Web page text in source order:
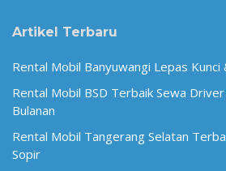
Artikel Terbaru
Rental Mobil Banyuwangi Lepas Kunci
Rental Mobil BSD Terbaik Sewa
Bulanan
Rental Mobil Tangerang Selatan
Sopir